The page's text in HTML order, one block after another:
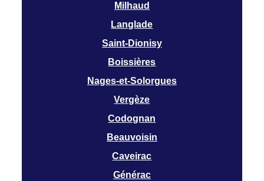
Milhaud
Langlade
Saint-Dionisy
Boissières
Nages-et-Solorgues
Vergèze
Codognan
Beauvoisin
Caveirac
Générac